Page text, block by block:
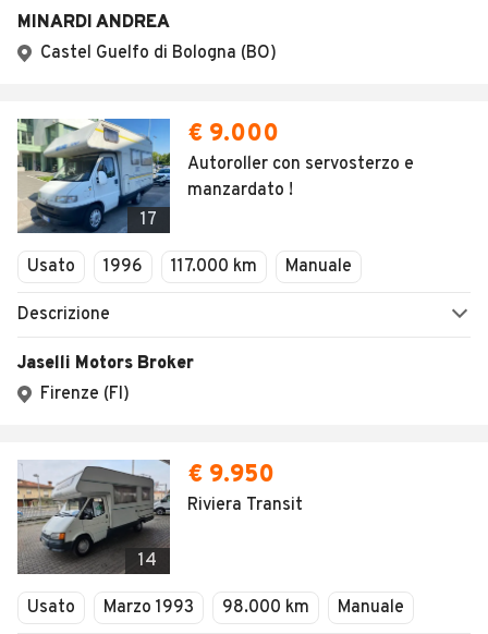
MINARDI ANDREA
Castel Guelfo di Bologna (BO)
17
€ 9.000
Autoroller con servosterzo e
manzardato !
Usato 1996 117.000 km Manuale
Descrizione
Jaselli Motors Broker
Firenze (FI)
14
€ 9.950
Riviera Transit
Usato Marzo 1993 98.000 km Manuale